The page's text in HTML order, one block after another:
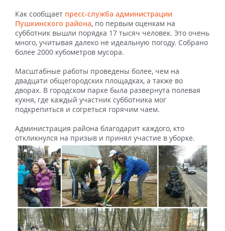
Как сообщает пресс-служба администрации
Пушкинского района, по первым оценкам на
субботник вышли порядка 17 тысяч человек. Это очень
много, учитывая далеко не идеальную погоду. Собрано
более 2000 кубометров мусора.
Масштабные работы проведены более, чем на
двадцати общегородских площадках, а также во
дворах. В городском парке была развернута полевая
кухня, где каждый участник субботника мог
подкрепиться и согреться горячим чаем.
Администрация района благодарит каждого, кто
откликнулся на призыв и принял участие в уборке.